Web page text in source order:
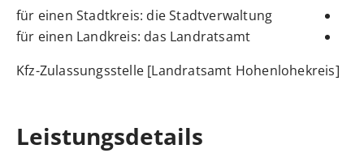
für einen Stadtkreis: die Stadtverwaltung
für einen Landkreis: das Landratsamt
Kfz-Zulassungsstelle [Landratsamt Hohenlohekreis]
Leistungsdetails